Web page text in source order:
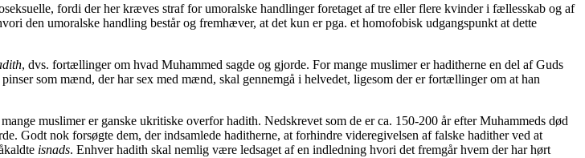
fordi der her kræves straf for umoralske handlinger foretaget af tre eller flere kvinder i fællesskab og af
den umoralske handling består og fremhæver, at det kun er pga. et homofobisk udgangspunkt at dette
, dvs. fortællinger om hvad Muhammed sagde og gjorde. For mange muslimer er haditherne en del af Guds
som mænd, der har sex med mænd, skal gennemgå i helvedet, ligesom der er fortællinger om at han
muslimer er ganske ukritiske overfor hadith. Nedskrevet som de er ca. 150-200 år efter Muhammeds død
Godt nok forsøgte dem, der indsamlede haditherne, at forhindre videregivelsen af falske hadither ved at
isnads. Enhver hadith skal nemlig være ledsaget af en indledning hvori det fremgår hvem der har hørt